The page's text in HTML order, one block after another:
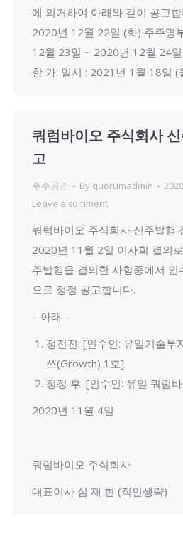
에 의거하여 아래와 같이 공고
2020년 12월 22일 (화) 주주명
12월 23일 ~ 2020년 12월 24
항 가. 일시 : 2021년 1월 18일
쿼럼바이오 주식회사
고
주주공간 By quorumadmin
Leave a comment
쿼럼바이오 주식회사 신주발행
2020년 11월 2일 이사회 결의
주발행을 결의한 사항중에서
으로 정정 공고합니다.
– 아래 –
정전전: [인수인: 유일기술투
쓰(Growth) 1호]
정정 후: [인수인: 유일 쿼럼
2020년 11월 4일
쿼럼바이오 주식회사
대표이사 심 재 현 (직인생략)